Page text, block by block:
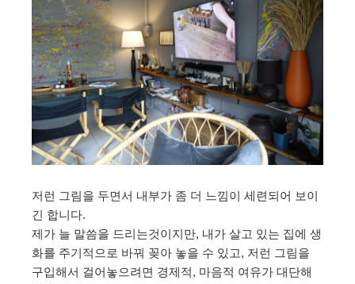
저런 그림을 두면서 내부가 좀 더 느낌이 세련되어 보이
긴 합니다.
제가 늘 말씀을 드리는것이지만, 내가 살고 있는 집에 생
화를 주기적으로 바꿔 꽂아 놓을 수 있고, 저런 그림을
구입해서 걸어놓으려면 경제적, 마음적 여유가 대단해